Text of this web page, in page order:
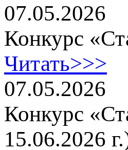
07.05.2026
Конкурс
Читать>>>
07.05.2026
Конкурс
15.06.2026